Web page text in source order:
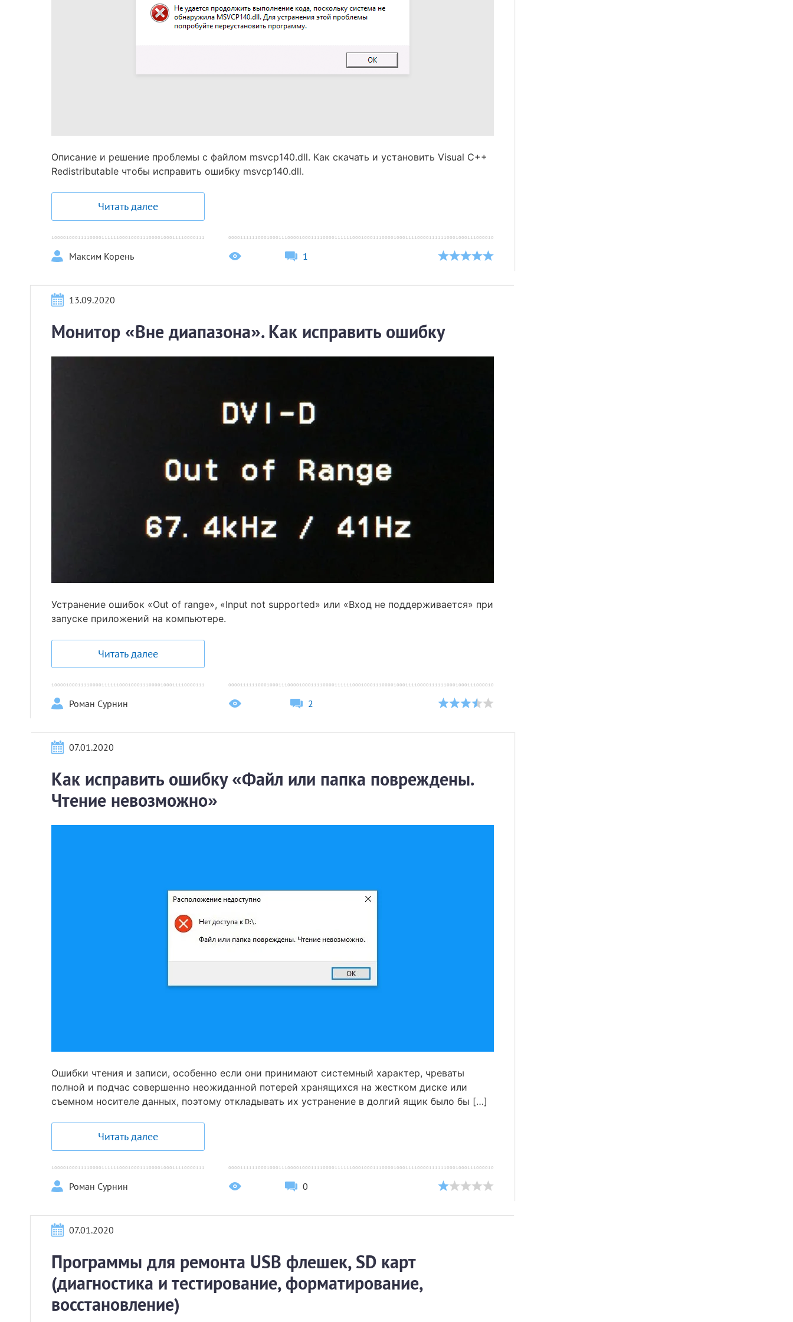
Описание и решение проблемы с файлом msvcp140.dll. Как скачать и установить Visual C++
Redistributable чтобы исправить ошибку msvcp140.dll.
Читать далее
Максим Корень 1
13.09.2020
Монитор «Вне диапазона». Как исправить ошибку
Устранение ошибок «Out of range», «Input not supported» или «Вход не поддерживается» при
запуске приложений на компьютере.
Читать далее
Роман Сурнин 2
07.01.2020
Как исправить ошибку «Файл или папка повреждены.
Чтение невозможно»
Ошибки чтения и записи, особенно если они принимают системный характер, чреваты
полной и подчас совершенно неожиданной потерей хранящихся на жестком диске или
съемном носителе данных, поэтому откладывать их устранение в долгий ящик было бы […]
Читать далее
Роман Сурнин 0
07.01.2020
Программы для ремонта USB флешек, SD карт
(диагностика и тестирование, форматирование,
восстановление)